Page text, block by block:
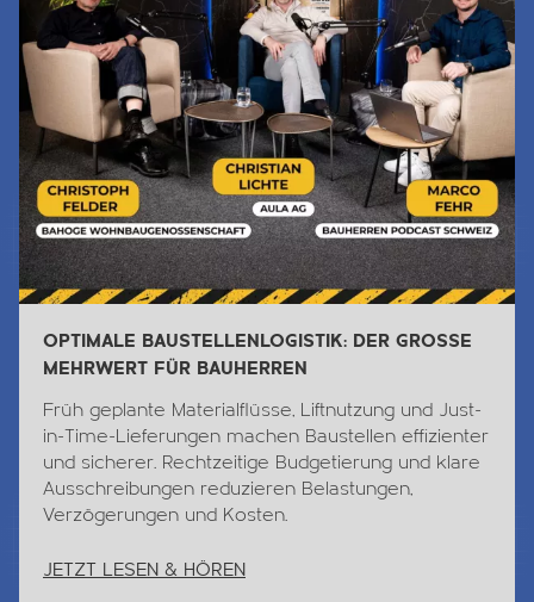
OPTIMALE BAUSTELLENLOGISTIK: DER GROSSE
MEHRWERT FÜR BAUHERREN
Früh geplante Materialflüsse, Liftnutzung und Just-
in-Time-Lieferungen machen Baustellen effizienter
und sicherer. Rechtzeitige Budgetierung und klare
Ausschreibungen reduzieren Belastungen,
Verzögerungen und Kosten.
JETZT LESEN & HÖREN